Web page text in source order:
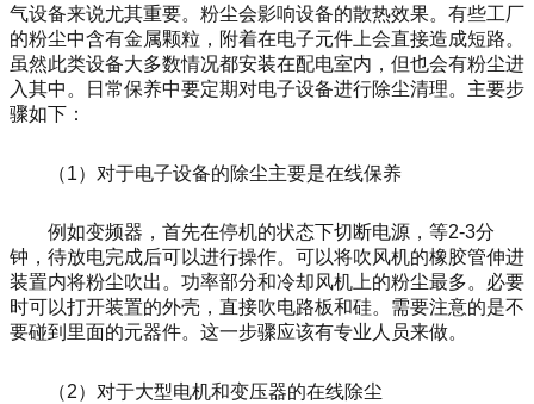
气设备来说尤其重要。粉尘会影响设备的散热效果。有些工厂
的粉尘中含有金属颗粒，附着在电子元件上会直接造成短路。
虽然此类设备大多数情况都安装在配电室内，但也会有粉尘进
入其中。日常保养中要定期对电子设备进行除尘清理。主要步
骤如下：
（1）对于电子设备的除尘主要是在线保养
例如变频器，首先在停机的状态下切断电源，等2-3分
钟，待放电完成后可以进行操作。可以将吹风机的橡胶管伸进
装置内将粉尘吹出。功率部分和冷却风机上的粉尘最多。必要
时可以打开装置的外壳，直接吹电路板和硅。需要注意的是不
要碰到里面的元器件。这一步骤应该有专业人员来做。
（2）对于大型电机和变压器的在线除尘